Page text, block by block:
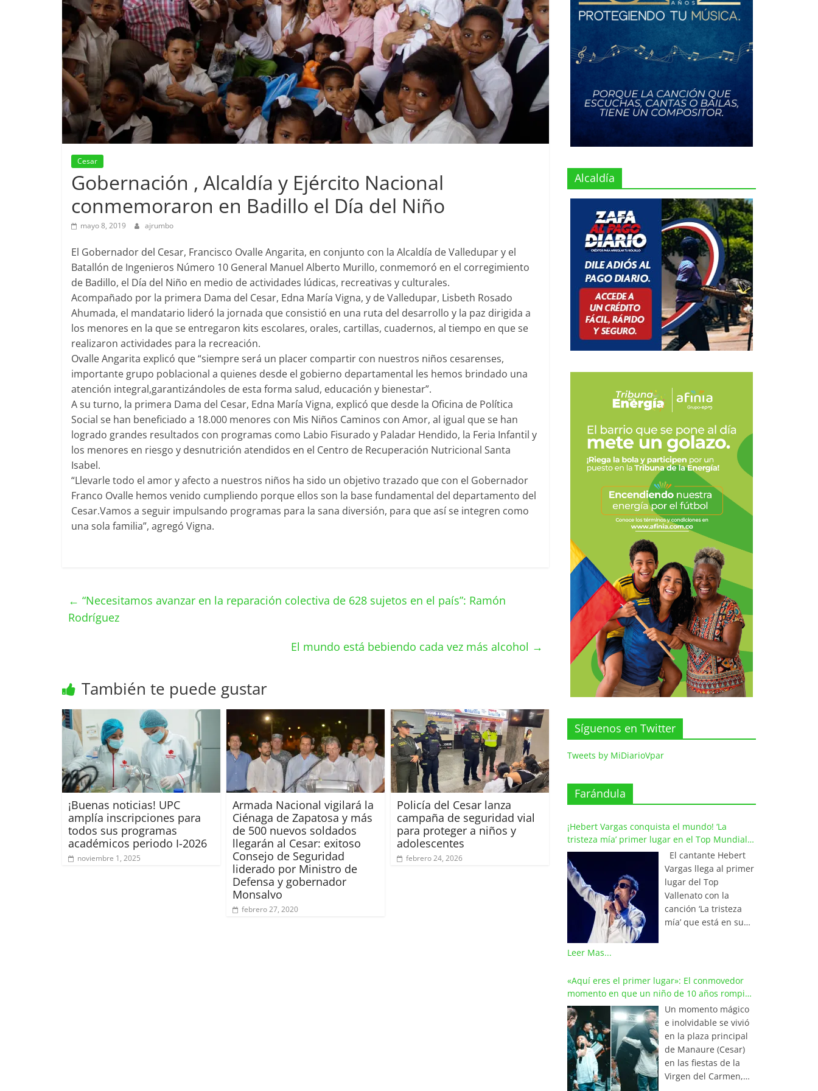
Cesar
Gobernación , Alcaldía y Ejército Nacional
conmemoraron en Badillo el Día del Niño
mayo 8, 2019 ajrumbo
El Gobernador del Cesar, Francisco Ovalle Angarita, en conjunto con la Alcaldía de Valledupar y el
Batallón de Ingenieros Número 10 General Manuel Alberto Murillo, conmemoró en el corregimiento
de Badillo, el Día del Niño en medio de actividades lúdicas, recreativas y culturales.
Acompañado por la primera Dama del Cesar, Edna María Vigna, y de Valledupar, Lisbeth Rosado
Ahumada, el mandatario lideró la jornada que consistió en una ruta del desarrollo y la paz dirigida a
los menores en la que se entregaron kits escolares, orales, cartillas, cuadernos, al tiempo en que se
realizaron actividades para la recreación.
Ovalle Angarita explicó que “siempre será un placer compartir con nuestros niños cesarenses,
importante grupo poblacional a quienes desde el gobierno departamental les hemos brindado una
atención integral,garantizándoles de esta forma salud, educación y bienestar”.
A su turno, la primera Dama del Cesar, Edna María Vigna, explicó que desde la Oficina de Política
Social se han beneficiado a 18.000 menores con Mis Niños Caminos con Amor, al igual que se han
logrado grandes resultados con programas como Labio Fisurado y Paladar Hendido, la Feria Infantil y
los menores en riesgo y desnutrición atendidos en el Centro de Recuperación Nutricional Santa
Isabel.
“Llevarle todo el amor y afecto a nuestros niños ha sido un objetivo trazado que con el Gobernador
Franco Ovalle hemos venido cumpliendo porque ellos son la base fundamental del departamento del
Cesar.Vamos a seguir impulsando programas para la sana diversión, para que así se integren como
una sola familia”, agregó Vigna.
← “Necesitamos avanzar en la reparación colectiva de 628 sujetos en el país”: Ramón
Rodríguez
El mundo está bebiendo cada vez más alcohol →
También te puede gustar
¡Buenas noticias! UPC
amplía inscripciones para
todos sus programas
académicos periodo I-2026
noviembre 1, 2025
Armada Nacional vigilará la
Ciénaga de Zapatosa y más
de 500 nuevos soldados
llegarán al Cesar: exitoso
Consejo de Seguridad
liderado por Ministro de
Defensa y gobernador
Monsalvo
febrero 27, 2020
Policía del Cesar lanza
campaña de seguridad vial
para proteger a niños y
adolescentes
febrero 24, 2026
Alcaldía
Síguenos en Twitter
Tweets by MiDiarioVpar
Farándula
¡Hebert Vargas conquista el mundo! ‘La
tristeza mía’ primer lugar en el Top Mundial
del Vallenato
El cantante Hebert
Vargas llega al primer
lugar del Top
Vallenato con la
canción ‘La tristeza
mía’ que está en su
de los listados
musicales en
Colombia y países de
América y Europa.
Esta emotiva
composición del
maestro Wilfran
Castillo se posicionó
en el primer lugar de
Leer Mas...
«Aquí eres el primer lugar»: El conmovedor
momento en que un niño de 10 años rompió
en llanto al cantar con Iván Villazón
Un momento mágico
e inolvidable se vivió
en la plaza principal
de Manaure (Cesar)
en las fiestas de la
Virgen del Carmen,